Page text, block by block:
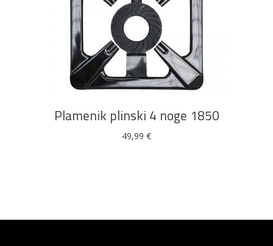
DODAJ U KOŠARICU
Plamenik plinski 4 noge 1850
49,99 €